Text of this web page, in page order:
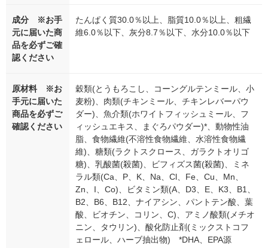
成分 ※お手
元に届いた商
品を必ずご確
認ください
たんぱく質30.0％以上、脂質10.0％以上、粗繊
維6.0％以下、灰分8.7％以下、水分10.0％以下
原材料 ※お
手元に届いた
商品を必ずご
確認ください
穀類(とうもろこし、コーングルテンミール、小
麦粉)、肉類(チキンミール、チキンレバーパウ
ダー)、魚介類(ホワイトフィッシュミール、フ
ィッシュエキス、まぐろパウダー)*、動物性油
脂、食物繊維(不溶性食物繊維、水溶性食物繊
維)、糖類(ラクトスクロース、ガラクトオリゴ
糖)、乳酸菌(殺菌)、ビフィズス菌(殺菌)、ミネ
ラル類(Ca、P、K、Na、Cl、Fe、Cu、Mn、
Zn、I、Co)、ビタミン類(A、D3、E、K3、B1、
B2、B6、B12、ナイアシン、パントテン酸、葉
酸、ビオチン、コリン、C)、アミノ酸類(メチオ
ニン、タウリン)、酸化防止剤(ミックストコフ
ェロール、ハーブ抽出物) *DHA、EPA源